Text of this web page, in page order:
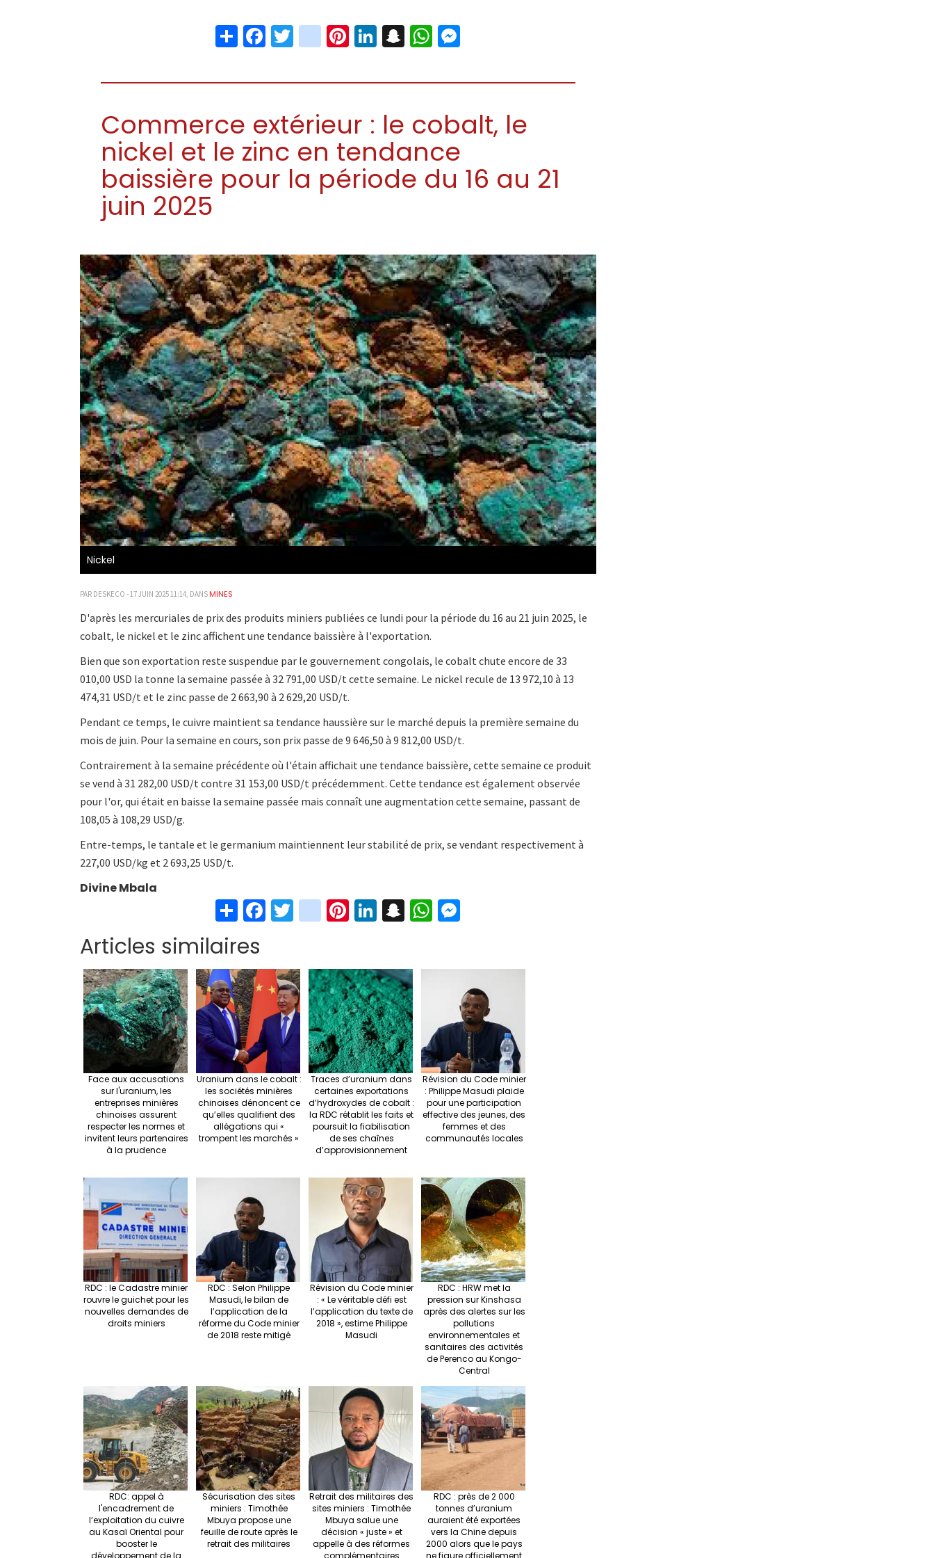
ShareFacebook
Twitter
instagram
Pinterest
LinkedIn
Snapchat
WhatsApp
Commerce extérieur : le cobalt, le
nickel et le zinc en tendance
baissière pour la période du 16 au 21
juin 2025
Nickel
PAR DESKECO - 17 JUIN 2025 11:14, DANS MINES
D'après les mercuriales de prix des produits miniers publiées ce lundi pour la période du 16 au 21 juin 2025, le
cobalt, le nickel et le zinc affichent une tendance baissière à l'exportation.
Bien que son exportation reste suspendue par le gouvernement congolais, le cobalt chute encore de 33
010,00 USD la tonne la semaine passée à 32 791,00 USD/t cette semaine. Le nickel recule de 13 972,10 à 13
474,31 USD/t et le zinc passe de 2 663,90 à 2 629,20 USD/t.
Pendant ce temps, le cuivre maintient sa tendance haussière sur le marché depuis la première semaine du
mois de juin. Pour la semaine en cours, son prix passe de 9 646,50 à 9 812,00 USD/t.
Contrairement à la semaine précédente où l'étain affichait une tendance baissière, cette semaine ce produit
se vend à 31 282,00 USD/t contre 31 153,00 USD/t précédemment. Cette tendance est également observée
pour l'or, qui était en baisse la semaine passée mais connaît une augmentation cette semaine, passant de
108,05 à 108,29 USD/g.
Entre-temps, le tantale et le germanium maintiennent leur stabilité de prix, se vendant respectivement à
227,00 USD/kg et 2 693,25 USD/t.
Divine Mbala
S
h
ar
e
Fa
ce
o
o
k
T
wi
er
in
st
ra
m
Pi
nt
es
t
Li
n
dI
n
S
n
pc
h
at
W
h
sA
p
n
ge
r
Articles similaires
Face aux accusations
sur l'uranium, les
entreprises minières
chinoises assurent
respecter les normes et
invitent leurs partenaires
à la prudence
Uranium dans le cobalt :
les sociétés minières
chinoises dénoncent ce
qu’elles qualifient des
allégations qui «
trompent les marchés »
Traces d’uranium dans
certaines exportations
d’hydroxydes de cobalt :
la RDC rétablit les faits et
poursuit la fiabilisation
de ses chaînes
d’approvisionnement
Révision du Code minier
: Philippe Masudi plaide
pour une participation
effective des jeunes, des
femmes et des
communautés locales
RDC : le Cadastre minier
rouvre le guichet pour les
nouvelles demandes de
droits miniers
RDC : Selon Philippe
Masudi, le bilan de
l’application de la
réforme du Code minier
de 2018 reste mitigé
Révision du Code minier
: « Le véritable défi est
l’application du texte de
2018 », estime Philippe
Masudi
RDC : HRW met la
pression sur Kinshasa
après des alertes sur les
pollutions
environnementales et
sanitaires des activités
de Perenco au Kongo-
Central
RDC: appel à
l'encadrement de
l’exploitation du cuivre
au Kasaï Oriental pour
booster le
Sécurisation des sites
miniers : Timothée
Mbuya propose une
feuille de route après le
retrait des militaires
Retrait des militaires des
sites miniers : Timothée
Mbuya salue une
décision « juste » et
appelle à des réformes
RDC : près de 2 000
tonnes d’uranium
auraient été exportées
vers la Chine depuis
2000 alors que le pays